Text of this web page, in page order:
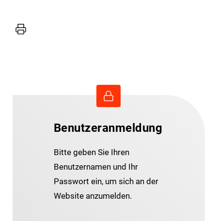
Drucker
Benutzeranmeldung
Bitte geben Sie Ihren
Benutzernamen und Ihr
Passwort ein, um sich an der
Website anzumelden.